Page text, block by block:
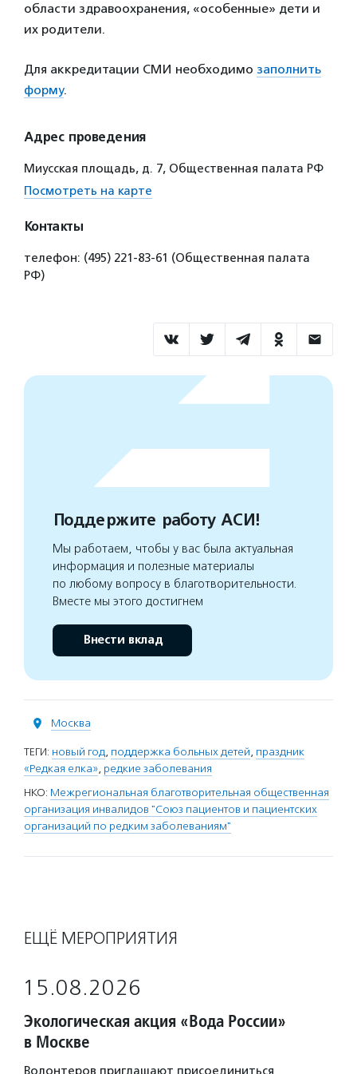
области здравоохранения, «особенные» дети и
их родители.
Для аккредитации СМИ необходимо заполнить
форму.
Адрес проведения
Миусская площадь, д. 7, Общественная палата РФ
Посмотреть на карте
Контакты
телефон: (495) 221-83-61 (Общественная палата
РФ)
Поддержите работу АСИ!
Мы работаем, чтобы у вас была актуальная
информация и полезные материалы
по любому вопросу в благотворительности.
Вместе мы этого достигнем
Внести вклад
Москва
ТЕГИ: новый год, поддержка больных детей, праздник
«Редкая елка», редкие заболевания
НКО: Межрегиональная благотворительная общественная
организация инвалидов "Союз пациентов и пациентских
организаций по редким заболеваниям"
ЕЩЁ МЕРОПРИЯТИЯ
15.08.2026
Экологическая акция «Вода России»
в Москве
Волонтеров приглашают присоединиться